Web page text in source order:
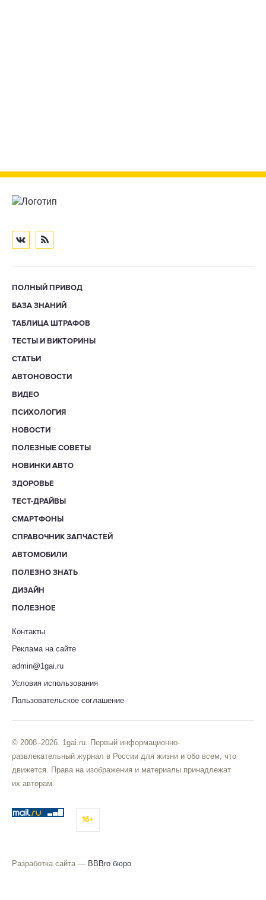
ПОЛНЫЙ ПРИВОД
БАЗА ЗНАНИЙ
ТАБЛИЦА ШТРАФОВ
ТЕСТЫ И ВИКТОРИНЫ
СТАТЬИ
АВТОНОВОСТИ
ВИДЕО
ПСИХОЛОГИЯ
НОВОСТИ
ПОЛЕЗНЫЕ СОВЕТЫ
НОВИНКИ АВТО
ЗДОРОВЬЕ
ТЕСТ-ДРАЙВЫ
СМАРТФОНЫ
СПРАВОЧНИК ЗАПЧАСТЕЙ
АВТОМОБИЛИ
ПОЛЕЗНО ЗНАТЬ
ДИЗАЙН
ПОЛЕЗНОЕ
Контакты
Реклама на сайте
admin@1gai.ru
Условия использования
Пользовательское соглашение
© 2008–2026. 1gai.ru. Первый информационно-
развлекательный журнал в России для жизни и обо всем, что
движется. Права на изображения и материалы принадлежат
их авторам.
16+
Разработка сайта — BBBro бюро